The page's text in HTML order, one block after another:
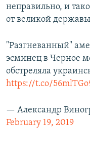
неправильно, и
от великой
"Разгневанный"
эсминец в Черное
обстреляла
https://t.co/
— Александр
February 19, 2019